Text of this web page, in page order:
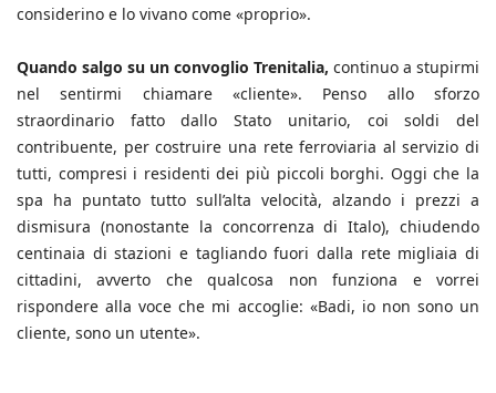
considerino e lo vivano come «proprio».
Quando salgo su un convoglio Trenitalia, continuo a stupirmi
nel sentirmi chiamare «cliente». Penso allo sforzo
straordinario fatto dallo Stato unitario, coi soldi del
contribuente, per costruire una rete ferroviaria al servizio di
tutti, compresi i residenti dei più piccoli borghi. Oggi che la
spa ha puntato tutto sull’alta velocità, alzando i prezzi a
dismisura (nonostante la concorrenza di Italo), chiudendo
centinaia di stazioni e tagliando fuori dalla rete migliaia di
cittadini, avverto che qualcosa non funziona e vorrei
rispondere alla voce che mi accoglie: «Badi, io non sono un
cliente, sono un utente».